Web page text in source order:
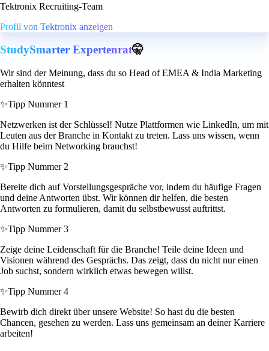
Tektronix Recruiting-Team
Profil von Tektronix anzeigen
StudySmarter Expertenrat🤫
Wir sind der Meinung, dass du so Head of EMEA & India Marketing
erhalten könntest
✨Tipp Nummer 1
Netzwerken ist der Schlüssel! Nutze Plattformen wie LinkedIn, um mit
Leuten aus der Branche in Kontakt zu treten. Lass uns wissen, wenn
du Hilfe beim Networking brauchst!
✨Tipp Nummer 2
Bereite dich auf Vorstellungsgespräche vor, indem du häufige Fragen
und deine Antworten übst. Wir können dir helfen, die besten
Antworten zu formulieren, damit du selbstbewusst auftrittst.
✨Tipp Nummer 3
Zeige deine Leidenschaft für die Branche! Teile deine Ideen und
Visionen während des Gesprächs. Das zeigt, dass du nicht nur einen
Job suchst, sondern wirklich etwas bewegen willst.
✨Tipp Nummer 4
Bewirb dich direkt über unsere Website! So hast du die besten
Chancen, gesehen zu werden. Lass uns gemeinsam an deiner Karriere
arbeiten!